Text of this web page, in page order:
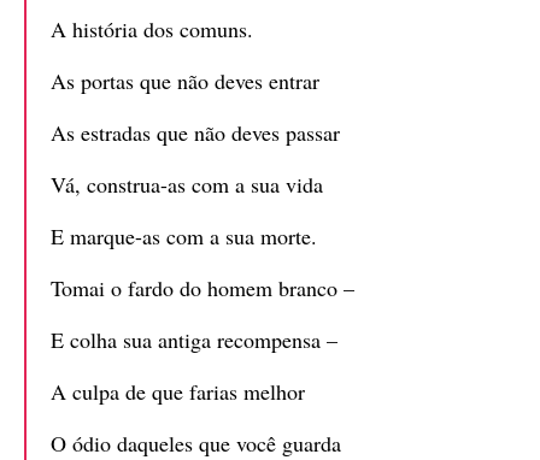
A história dos comuns.
As portas que não deves entrar
As estradas que não deves passar
Vá, construa-as com a sua vida
E marque-as com a sua morte.
Tomai o fardo do homem branco –
E colha sua antiga recompensa –
A culpa de que farias melhor
O ódio daqueles que você guarda